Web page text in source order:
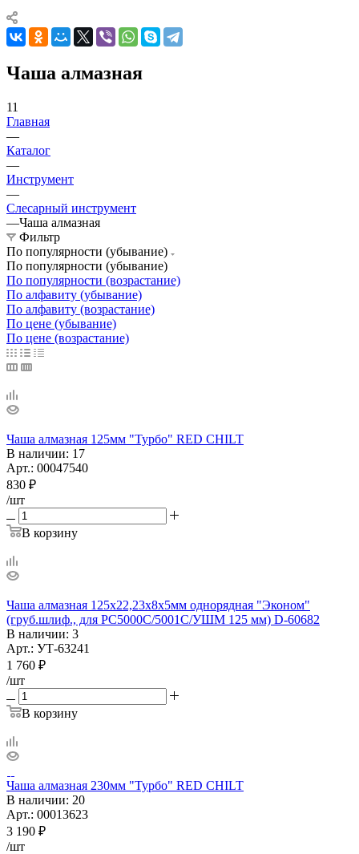
Чаша алмазная
11
Главная
—
Каталог
—
Инструмент
—
Слесарный инструмент
—Чаша алмазная
Фильтр
По популярности (убывание)
По популярности (убывание)
По популярности (возрастание)
По алфавиту (убывание)
По алфавиту (возрастание)
По цене (убывание)
По цене (возрастание)
Чаша алмазная 125мм "Турбо" RED CHILT
В наличии: 17
Арт.: 00047540
830 ₽
/шт
В корзину
Чаша алмазная 125х22,23х8х5мм однорядная "Эконом"
(груб.шлиф., для PC5000C/5001C/УШМ 125 мм) D-60682
В наличии: 3
Арт.: УТ-63241
1 760 ₽
/шт
В корзину
Чаша алмазная 230мм "Турбо" RED CHILT
В наличии: 20
Арт.: 00013623
3 190 ₽
/шт